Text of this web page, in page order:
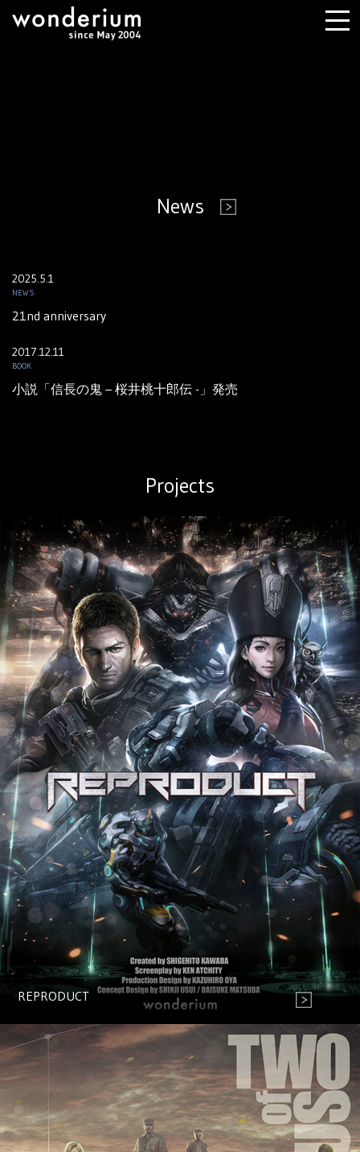
News
2025.5.1
NEWS
21nd anniversary
2017.12.11
BOOK
小説「信長の鬼 – 桜井桃十郎伝 -」発売
Projects
REPRODUCT